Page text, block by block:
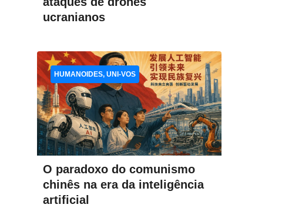
ucranianos
O paradoxo do comunismo
chinês na era da inteligência
artificial
HUMANOIDES, UNI-VOS